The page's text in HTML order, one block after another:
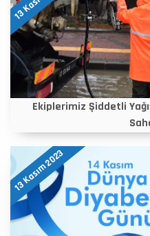
Ekiplerimiz Şiddetli
13 Kasım 2023